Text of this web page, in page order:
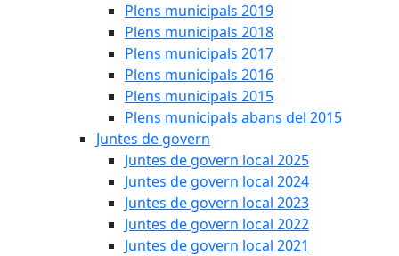
Plens municipals 2019
Plens municipals 2018
Plens municipals 2017
Plens municipals 2016
Plens municipals 2015
Plens municipals abans del 2015
Juntes de govern
Juntes de govern local 2025
Juntes de govern local 2024
Juntes de govern local 2023
Juntes de govern local 2022
Juntes de govern local 2021